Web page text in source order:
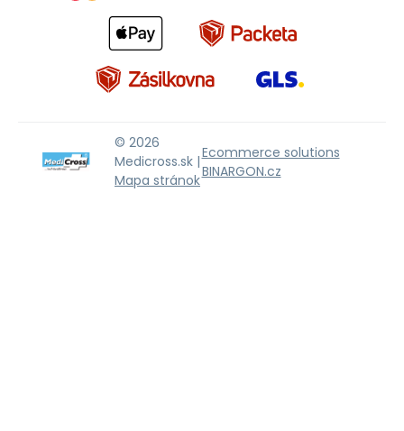
© 2026
Medicross.sk |
Mapa stránok
Ecommerce solutions
BINARGON.cz